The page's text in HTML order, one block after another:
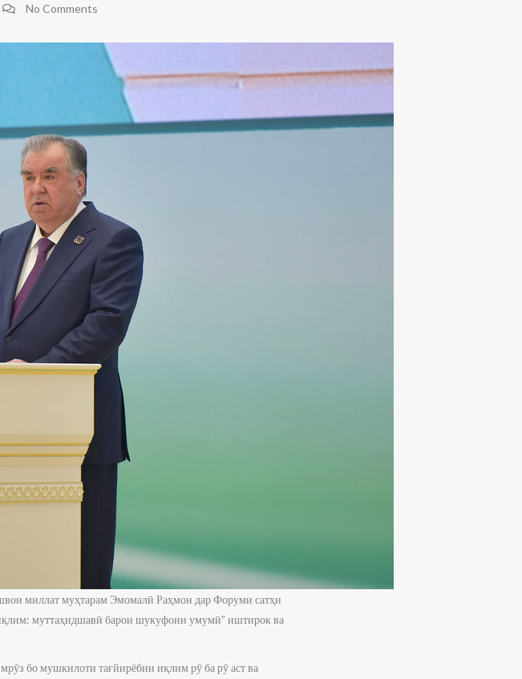
No Comments
миллат муҳтарам Эмомалӣ Раҳмон дар Форуми сатҳи
муттаҳидшавӣ барои шукуфоии умумӣ” иштирок ва
бо мушкилоти тағйирёбии иқлим рӯ ба рӯ аст ва